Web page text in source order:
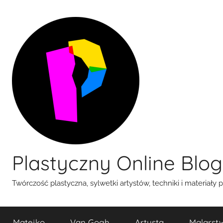
Plastyczny Online Blog
Twórczość plastyczna, sylwetki artystów, techniki i materiały